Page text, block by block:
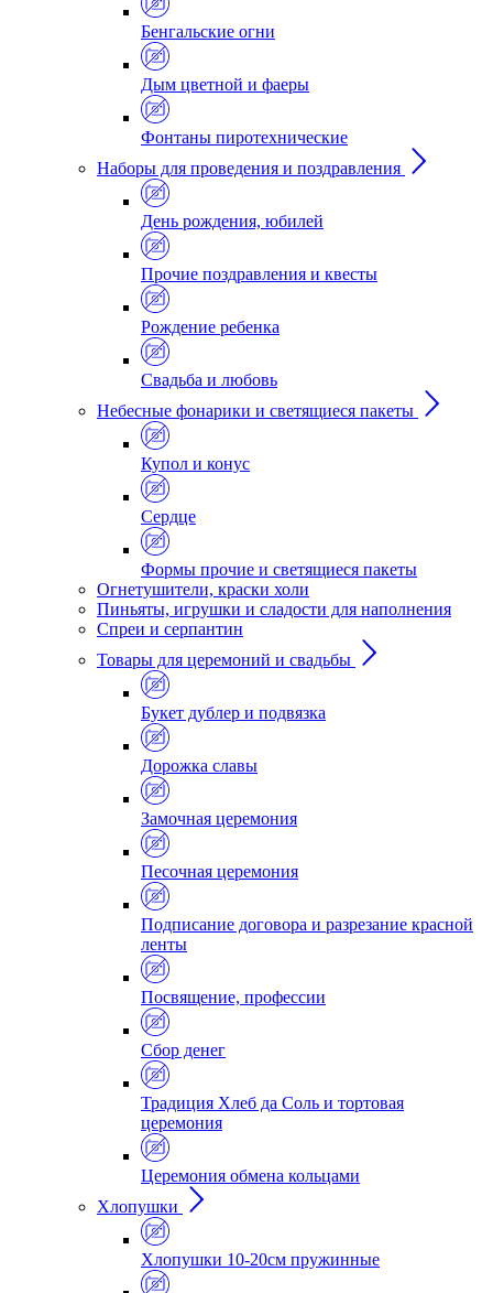
Бенгальские огни
Дым цветной и фаеры
Фонтаны пиротехнические
Наборы для проведения и поздравления
День рождения, юбилей
Прочие поздравления и квесты
Рождение ребенка
Свадьба и любовь
Небесные фонарики и светящиеся пакеты
Купол и конус
Сердце
Формы прочие и светящиеся пакеты
Огнетушители, краски холи
Пиньяты, игрушки и сладости для наполнения
Спреи и серпантин
Товары для церемоний и свадьбы
Букет дублер и подвязка
Дорожка славы
Замочная церемония
Песочная церемония
Подписание договора и разрезание красной
ленты
Посвящение, профессии
Сбор денег
Традиция Хлеб да Соль и тортовая
церемония
Церемония обмена кольцами
Хлопушки
Хлопушки 10-20см пружинные